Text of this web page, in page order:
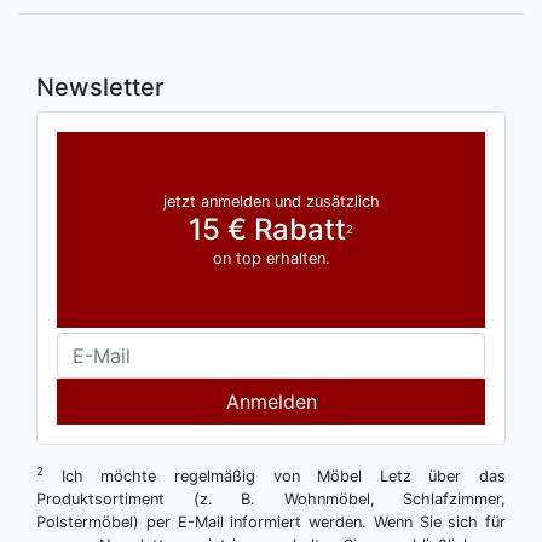
Newsletter
jetzt anmelden und zusätzlich
15 € Rabatt2
on top erhalten.
Anmelden
2
Ich möchte regelmäßig von Möbel Letz über das
Produktsortiment (z. B. Wohnmöbel, Schlafzimmer,
Polstermöbel) per E-Mail informiert werden. Wenn Sie sich für